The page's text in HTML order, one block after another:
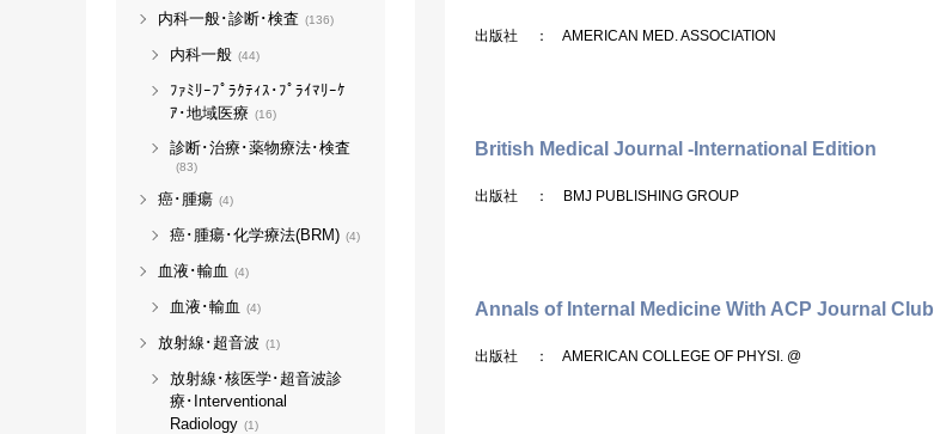
出版社 ： AMERICAN MED. ASSOCIATION
British Medical Journal -International Edition
出版社 ： BMJ PUBLISHING GROUP
Annals of Internal Medicine With ACP Journal Club
出版社 ： AMERICAN COLLEGE OF PHYSI. @
内科一般･診断･検査 (136)
内科一般 (44)
ﾌｧﾐﾘｰﾌﾟﾗｸﾃｨｽ･ﾌﾟﾗｲﾏﾘｰｹ
ｱ･地域医療 (16)
診断･治療･薬物療法･検査
(83)
癌･腫瘍 (4)
癌･腫瘍･化学療法(BRM) (4)
血液･輸血 (4)
血液･輸血 (4)
放射線･超音波 (1)
放射線･核医学･超音波診
療･Interventional
Radiology (1)